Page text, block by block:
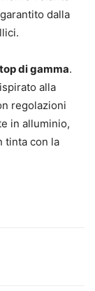
dalla
di gamma.
alla
regolazioni
in alluminio,
tinta con la